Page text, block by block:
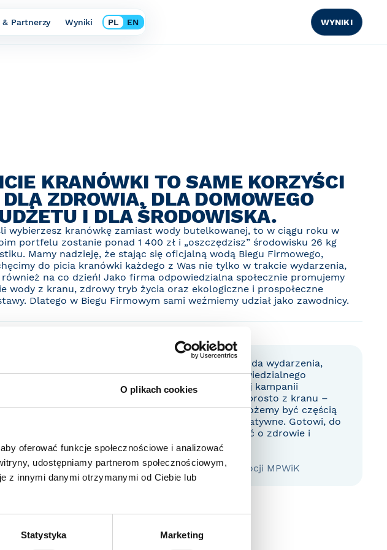
O plikach cookies
oferować funkcje społecznościowe i analizować
udostępniamy partnerom społecznościowym,
z innymi danymi otrzymanymi od Ciebie lub
Statystyka Marketing
& Partnerzy Wyniki PL EN WYNIKI
KRANÓWKI TO SAME KORZYŚCI
ZDROWIA, DLA DOMOWEGO
I DLA ŚRODOWISKA.
wybierzesz kranówkę zamiast wody butelkowanej, to w ciągu roku w
portfelu zostanie ponad 1 400 zł i „oszczędzisz” środowisku 26 kg
Mamy nadzieję, że stając się oficjalną wodą Biegu Firmowego,
do picia kranówki każdego z Was nie tylko w trakcie wydarzenia,
również na co dzień! Jako firma odpowiedzialna społecznie promujemy
wody z kranu, zdrowy tryb życia oraz ekologiczne i prospołeczne
Dlatego w Biegu Firmowym sami weźmiemy udział jako zawodnicy.
Z radością wspieramy Bieg Firmowy jako oficjalna woda wydarzenia,
aktywność fizyczną z zachowaniem odpowiedzialnego
Jako MPWiK Wrocław, w ramach naszej kampanii
społecznej #PijKranówkę, zachęcamy do picia wody prosto z kranu –
smacznej i zdrowej. Cieszymy się, że możemy być częścią
tego wydarzenia, które łączy sport i działania charytatywne. Gotowi, do
startu... Start! Zapraszamy do udziału, by razem dbać o zdrowie i
środowisko!
Wolak
Centrum Komunikacji Społecznej i Promocji MPWiK